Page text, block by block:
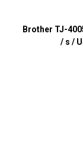
Brother TJ-
/ s /